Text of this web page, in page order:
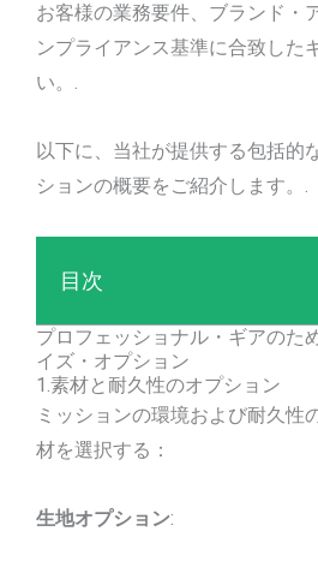
お客様の業務要件、ブランド・
ンプライアンス基準に合致した
い。.
以下に、当社が提供する包括的
ションの概要をご紹介します。.
目次
プロフェッショナル・ギアのた
イズ・オプション
1.素材と耐久性のオプション
ミッションの環境および耐久性
材を選択する：
生地オプション: